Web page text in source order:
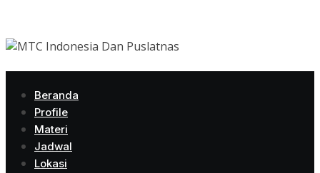
Beranda
Profile
Materi
Jadwal
Lokasi